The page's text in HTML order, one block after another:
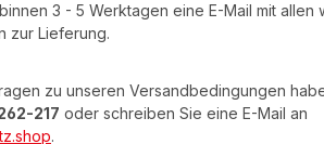
3 - 5 Werktagen eine E-Mail mit allen
zur Lieferung.
zu unseren Versandbedingungen
217 oder schreiben Sie eine E-Mail an
.